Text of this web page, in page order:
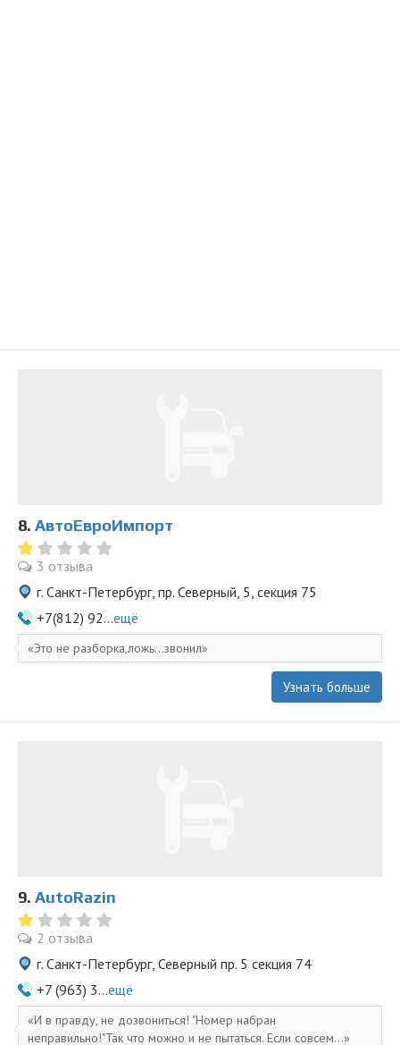
8. АвтоЕвроИмпорт
3 отзыва
г. Санкт-Петербург, пр. Северный, 5, секция 75
+7(812) 92...ещё
Это не разборка,ложь...звонил
Узнать больше
9. AutoRazin
2 отзыва
г. Санкт-Петербург, Северный пр. 5 секция 74
+7 (963) 3...ещё
И в правду, не дозвониться! "Номер набран
неправильно!"Так что можно и не пытаться. Если совсем...